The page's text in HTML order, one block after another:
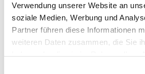
Verwendung unserer Website an
soziale Medien, Werbung und
Partner führen diese Informationen
weiteren Daten zusammen, die Sie